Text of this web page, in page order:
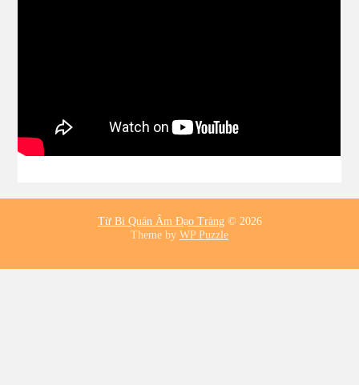
Từ Bi Quán Âm Đạo Tràng© 2026
Theme by WP Puzzle